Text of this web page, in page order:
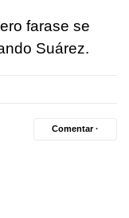
farase se
Suárez.
Comentar ·